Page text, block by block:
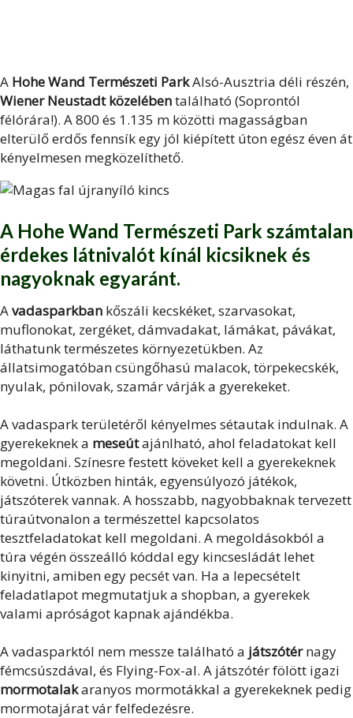
A Hohe Wand Természeti ParkAlsó-Ausztria déli részén,
Wiener Neustadt közelébentalálható (Soprontól
félórára!). A 800 és 1.135 m közötti magasságban
elterülő erdős fennsík egy jól kiépített úton egész éven át
kényelmesen megközelíthető.
A Hohe Wand Természeti Park számtalan
érdekes látnivalót kínál kicsiknek és
nagyoknak egyaránt.
Avadasparkban kőszáli kecskéket, szarvasokat,
muflonokat, zergéket, dámvadakat, lámákat, pávákat,
láthatunk természetes környezetükben. Az
állatsimogatóban csüngőhasú malacok, törpekecskék,
nyulak, pónilovak, szamár várják a gyerekeket.
A vadaspark területéről kényelmes sétautak indulnak. A
gyerekeknek a meseútajánlható, ahol feladatokat kell
megoldani. Színesre festett köveket kell a gyerekeknek
követni. Útközben hinták, egyensúlyozó játékok,
játszóterek vannak. A hosszabb, nagyobbaknak tervezett
túraútvonalon a természettel kapcsolatos
tesztfeladatokat kell megoldani. A megoldásokból a
túra végén összeálló kóddal egy kincsesládát lehet
kinyitni, amiben egy pecsét van. Ha a lepecsételt
feladatlapot megmutatjuk a shopban, a gyerekek
valami apróságot kapnak ajándékba.
A vadasparktól nem messze található a játszótérnagy
fémcsúszdával, és Flying-Fox-al. A játszótér fölött igazi
mormotalakaranyos mormotákkal a gyerekeknek pedig
mormotajárat vár felfedezésre.